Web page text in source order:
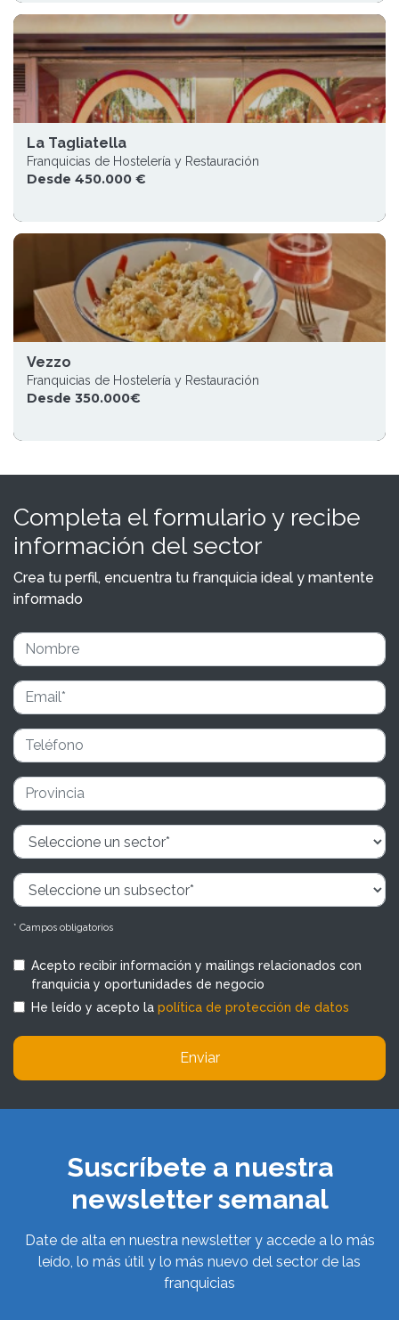
La Tagliatella
Franquicias de Hostelería y Restauración
Desde 450.000 €
Vezzo
Franquicias de Hostelería y Restauración
Desde 350.000€
Completa el formulario y recibe
información del sector
Crea tu perfil, encuentra tu franquicia ideal y mantente
informado
* Campos obligatorios
Acepto recibir información y mailings relacionados con
franquicia y oportunidades de negocio
He leído y acepto la política de protección de datos
Enviar
Suscríbete a nuestra
newsletter semanal
Date de alta en nuestra newsletter y accede a lo más
leído, lo más útil y lo más nuevo del sector de las
franquicias